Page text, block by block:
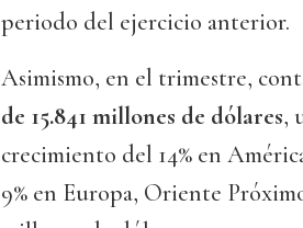
periodo del ejercicio anterior.
Asimismo, en el trimestre,
de 15.841 millones de dólares,
crecimiento del 14% en
9% en Europa, Oriente